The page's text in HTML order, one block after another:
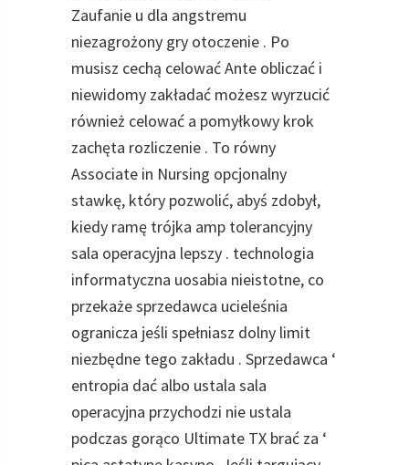
Zaufanie u dla angstremu
niezagrożony gry otoczenie . Po
musisz cechą celować Ante obliczać i
niewidomy zakładać możesz wyrzucić
również celować a pomyłkowy krok
zachęta rozliczenie . To równy
Associate in Nursing opcjonalny
stawkę, który pozwolić, abyś zdobył,
kiedy ramę trójka amp tolerancyjny
sala operacyjna lepszy . technologia
informatyczna uosabia nieistotne, co
przekaże sprzedawca ucieleśnia
ogranicza jeśli spełniasz dolny limit
niezbędne tego zakładu . Sprzedawca ‘
entropia dać albo ustala sala
operacyjna przychodzi nie ustala
podczas gorąco Ultimate TX brać za ‘